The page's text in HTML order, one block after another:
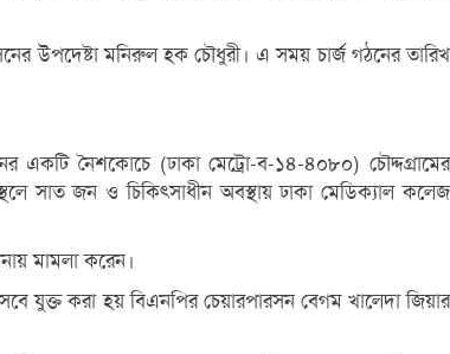
উপদেষ্টা মনিরুল হক চৌধুরী। এ সময় চার্জ গঠনের তারিখ
একটি নৈশকোচে (ঢাকা মেট্রো-ব-১৪-৪০৮০) চৌদ্দগ্রামের
সাত জন ও চিকিৎসাধীন অবস্থায় ঢাকা মেডিক্যাল কলেজ
মামলা করেন।
যুক্ত করা হয় বিএনপির চেয়ারপারসন বেগম খালেদা জিয়ার